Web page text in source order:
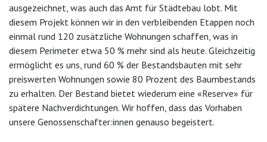
ausgezeichnet, was auch das Amt für Städtebau lobt. Mit
diesem Projekt können wir in den verbleibenden Etappen noch
einmal rund 120 zusätzliche Wohnungen schaffen, was in
diesem Perimeter etwa 50 % mehr sind als heute. Gleichzeitig
ermöglicht es uns, rund 60 % der Bestandsbauten mit sehr
preiswerten Wohnungen sowie 80 Prozent des Baumbestands
zu erhalten. Der Bestand bietet wiederum eine «Reserve» für
spätere Nachverdichtungen. Wir hoffen, dass das Vorhaben
unsere Genossenschafter:innen genauso begeistert.